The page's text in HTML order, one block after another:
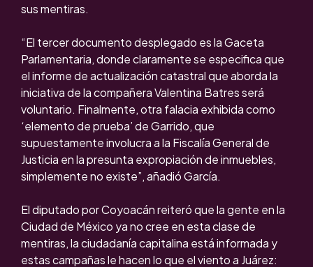
sus mentiras.
“El tercer documento desplegado es la Gaceta
Parlamentaria, donde claramente se especifica que
el informe de actualización catastral que aborda la
iniciativa de la compañera Valentina Batres será
voluntario. Finalmente, otra falacia exhibida como
‘elemento de prueba’ de Garrido, que
supuestamente involucra a la Fiscalía General de
Justicia en la presunta expropiación de inmuebles,
simplemente no existe”, añadió García.
El diputado por Coyoacán reiteró que la gente en la
Ciudad de México ya no cree en esta clase de
mentiras, la ciudadanía capitalina está informada y
estas campañas le hacen lo que el viento a Juárez: